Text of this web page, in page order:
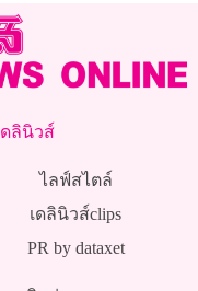
ลินิวส์
ไลฟ์สไตล์
เดลินิวส์clips
PR by dataxet